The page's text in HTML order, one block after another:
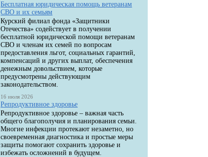
Бесплатная юридическая помощь ветеранам
СВО и их семьям
Курский филиал фонда «Защитники
Отечества» содействует в получении
бесплатной юридической помощи ветеранам
СВО и членам их семей по вопросам
предоставления льгот, социальных гарантий,
компенсаций и других выплат, обеспечения
денежным довольствием, которые
предусмотрены действующим
законодательством.
16 июля 2026
Репродуктивное здоровье
Репродуктивное здоровье – важная часть
общего благополучия и планирования семьи.
Многие инфекции протекают незаметно, но
своевременная диагностика и простые меры
защиты помогают сохранить здоровье и
избежать осложнений в будущем.